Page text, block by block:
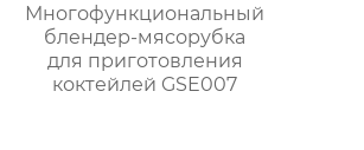
Многофункциональный
блендер-мясорубка
для приготовления
коктейлей GSE007